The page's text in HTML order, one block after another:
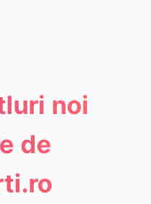
noi
de